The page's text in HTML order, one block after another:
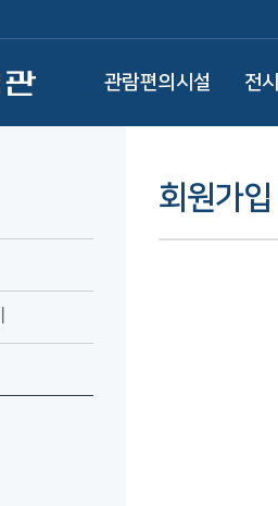
관람편의시설 전시
회원가입